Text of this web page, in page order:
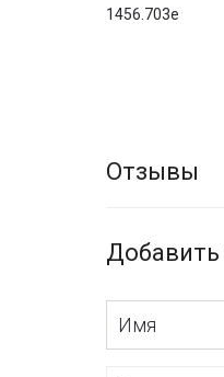
1456.703e
Отзывы